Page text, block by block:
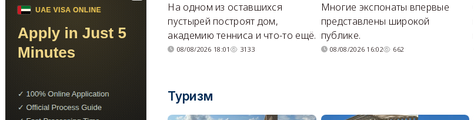
На одном из оставшихся
пустырей построят дом,
академию тенниса и что-то ещё.
08/08/2026 18:01 3133
Многие экспонаты впервые
представлены широкой
публике.
08/08/2026 16:02 662
Туризм